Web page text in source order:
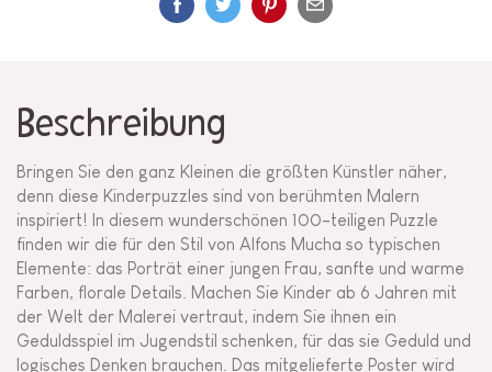
Beschreibung
Bringen Sie den ganz Kleinen die größten Künstler näher,
denn diese Kinderpuzzles sind von berühmten Malern
inspiriert! In diesem wunderschönen 100-teiligen Puzzle
finden wir die für den Stil von Alfons Mucha so typischen
Elemente: das Porträt einer jungen Frau, sanfte und warme
Farben, florale Details. Machen Sie Kinder ab 6 Jahren mit
der Welt der Malerei vertraut, indem Sie ihnen ein
Geduldsspiel im Jugendstil schenken, für das sie Geduld und
logisches Denken brauchen. Das mitgelieferte Poster wird